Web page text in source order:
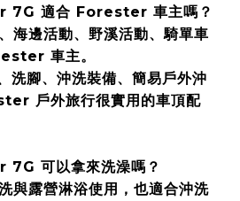
7G 適合 Forester 車主嗎？
海邊活動、野溪活動、騎單車
車主。
洗腳、沖洗裝備、簡易戶外沖
戶外旅行很實用的車頂配
可以拿來洗澡嗎？
與露營淋浴使用，也適合沖洗